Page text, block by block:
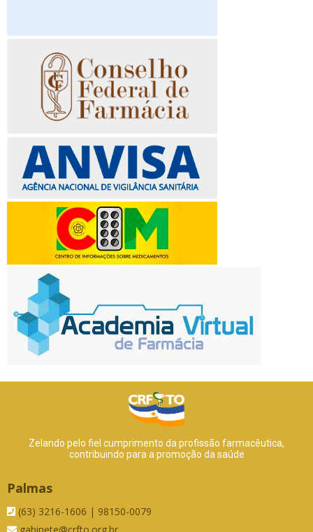
Zelando pelo fiel cumprimento da profissão farmacêutica,
contribuindo para a promoção da saúde
Palmas
(63) 3216-1606 | 98150-0079